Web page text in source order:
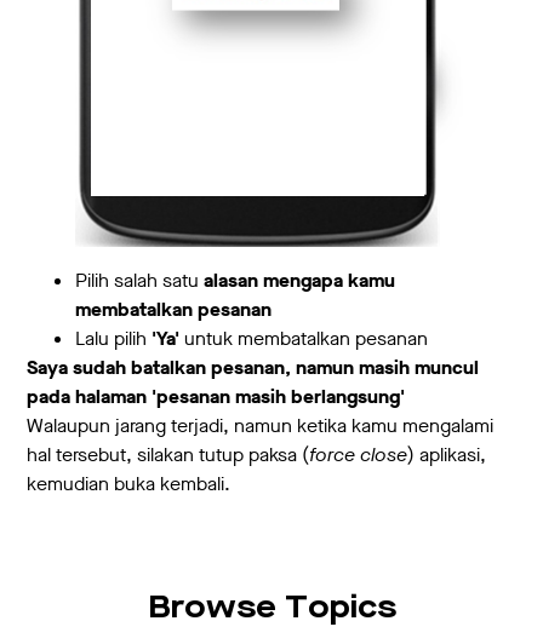
Pilih salah satualasan mengapa kamu
membatalkan pesanan
Lalu pilih 'Ya'untuk membatalkan pesanan
Saya sudah batalkan pesanan, namun masih muncul
pada halaman 'pesanan masih berlangsung'
Walaupun jarang terjadi, namun ketika kamu mengalami
hal tersebut, silakan tutup paksa (force close) aplikasi,
kemudian buka kembali.
Browse Topics